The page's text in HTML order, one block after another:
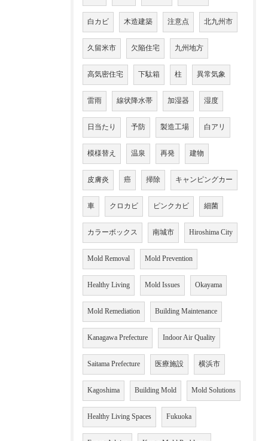
白カビ 木造建築 注意点 北九州市
久留米市 欠陥住宅 九州地方
高気密住宅 下駄箱 柱 異常気象
雷雨 線状降水帯 加湿器 湿度
日当たり 予防 製造工場 白アリ
模様替え 温泉 再発 建物
皮膚炎 癌 掃除 キャンピングカー
車 クロカビ ピンクカビ 細菌
カラーボックス 南城市 Hiroshima City
Mold Removal Mold Prevention
Healthy Living Mold Issues Okayama
Mold Remediation Building Maintenance
Kanagawa Prefecture Indoor Air Quality
Saitama Prefecture 医療施設 横浜市
Kagoshima Building Mold Mold Solutions
Healthy Living Spaces Fukuoka